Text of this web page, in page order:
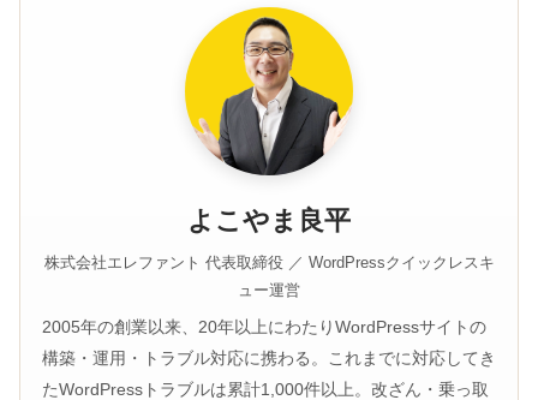
よこやま良平
株式会社エレファント 代表取締役 ／ WordPressクイックレスキ
ュー運営
2005年の創業以来、20年以上にわたりWordPressサイトの
構築・運用・トラブル対応に携わる。これまでに対応してき
たWordPressトラブルは累計1,000件以上。改ざん・乗っ取